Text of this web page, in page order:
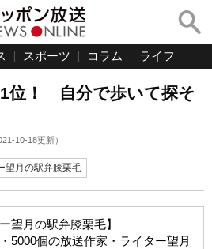
スポーツ コラム ライフ
位！ 自分で歩いて探そ
10-18更新）
望月の駅弁膝栗毛
望月の駅弁膝栗毛】
5000個の放送作家・ライター望月